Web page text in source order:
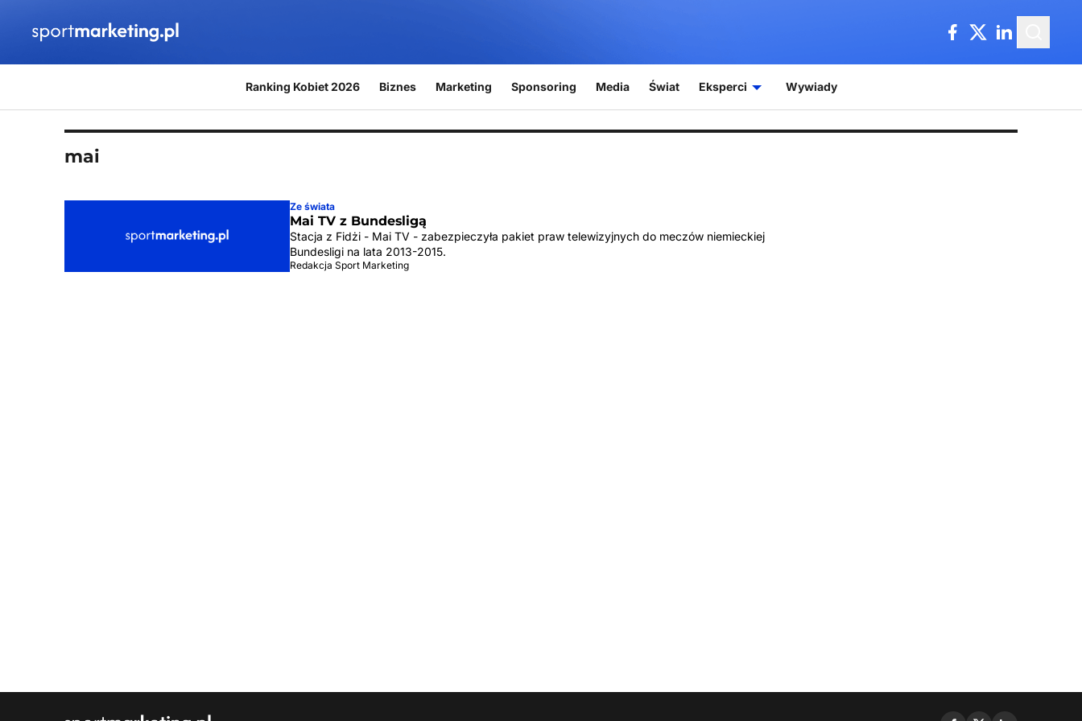
Ranking Kobiet 2026 Biznes Marketing Sponsoring Media Świat Eksperci Wywiady
mai
Ze świata
Mai TV z Bundesligą
Stacja z Fidżi - Mai TV - zabezpieczyła pakiet praw telewizyjnych do meczów niemieckiej
Bundesligi na lata 2013-2015.
Redakcja Sport Marketing